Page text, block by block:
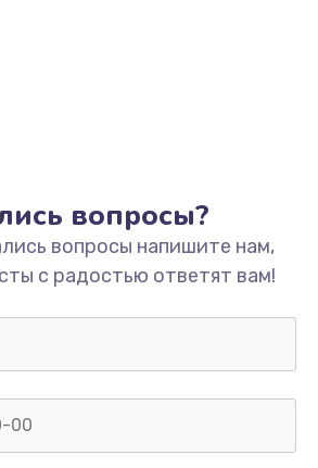
вопросы?
вопросы напишите нам,
с радостью ответят вам!